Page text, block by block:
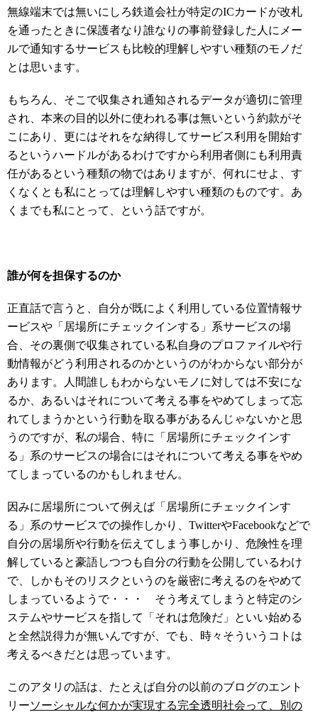
無線端末では無いにしろ鉄道会社が特定のICカードが改札
を通ったときに保護者なり誰なりの事前登録した人にメー
ルで通知するサービスも比較的理解しやすい種類のモノだ
とは思います。
もちろん、そこで収集され通知されるデータが適切に管理
され、本来の目的以外に使われる事は無いという約款がそ
こにあり、更にはそれをな納得してサービス利用を開始す
るというハードルがあるわけですから利用者側にも利用責
任があるという種類の物ではありますが、何れにせよ、す
くなくとも私にとっては理解しやすい種類のものです。あ
くまでも私にとって、という話ですが。
誰が何を担保するのか
正直話で言うと、自分が既によく利用している位置情報サ
ービスや「居場所にチェックインする」系サービスの場
合、その裏側で収集されている私自身のプロファイルや行
動情報がどう利用されるのかというのがわからない部分が
あります。人間誰しもわからないモノに対しては不安にな
るか、あるいはそれについて考える事をやめてしまって忘
れてしまうかという行動を取る事があるんじゃないかと思
うのですが、私の場合、特に「居場所にチェックインす
る」系のサービスの場合にはそれについて考える事をやめ
てしまっているのかもしれません。
因みに居場所について例えば「居場所にチェックインす
る」系のサービスでの操作しかり、TwitterやFacebookなどで
自分の居場所や行動を伝えてしまう事しかり、危険性を理
解していると豪語しつつも自分の行動を公開しているわけ
で、しかもそのリスクというのを厳密に考えるのをやめて
しまっているようで・・・ そう考えてしまうと特定のシ
ステムやサービスを指して「それは危険だ」といい始める
と全然説得力が無いんですが、でも、時々そういうコトは
考えるべきだとは思っています。
このアタリの話は、たとえば自分の以前のブログのエント
リーソーシャルな何かが実現する完全透明社会って、別の